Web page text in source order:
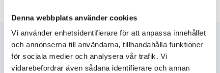
Denna webbplats använder cookies
Vi använder enhetsidentifierare för att anpassa innehållet
och annonserna till användarna, tillhandahålla funktioner
för sociala medier och analysera vår trafik. Vi
vidarebefordrar även sådana identifierare och annan
Vill du boka service eller installation?